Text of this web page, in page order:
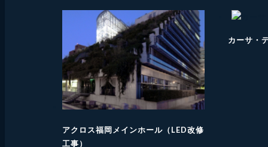
アクロス福岡メインホール（LED改修
工事）
カーサ・